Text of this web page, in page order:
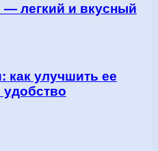
— легкий и вкусный
как улучшить ее
удобство